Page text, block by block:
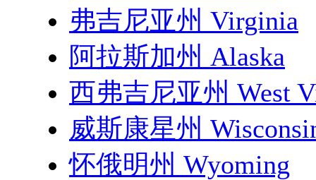
弗吉尼亚州 Virginia
阿拉斯加州 Alaska
西弗吉尼亚州 West
威斯康星州
怀俄明州 Wyoming